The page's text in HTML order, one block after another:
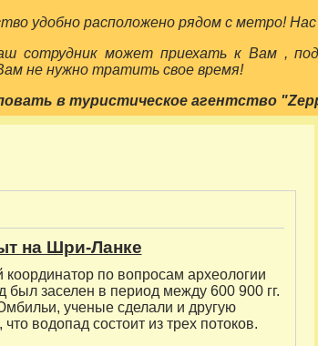
удобно расположено рядом с метро! Нас
сотрудник может приехать к Вам ,
не нужно тратить свое время!
в туристическое агентство
на Шри-Ланке
по вопросам археологии
был заселен в период между 600 900 гг.
ученые сделали и другую
водопад состоит из трех потоков.